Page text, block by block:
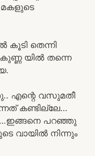
മകളുടെ
കൂടി തെന്നി
കുണ്ണ യിൽ തന്നെ
എന്റെ വസുമതീ
കണ്ടില്ലേ…
പറഞ്ഞു
വായിൽ നിന്നും